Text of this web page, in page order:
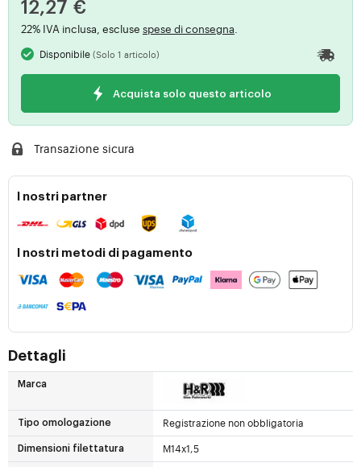
12,27 €
22% IVA inclusa, escluse spese di consegna
Disponibile(Solo 1 articolo)
Acquista solo questo articolo
Transazione sicura
I nostri partner
I nostri metodi di pagamento
Dettagli
Marca
Tipo omologazione Registrazione non obbligatoria
Dimensioni filettatura M14x1,5